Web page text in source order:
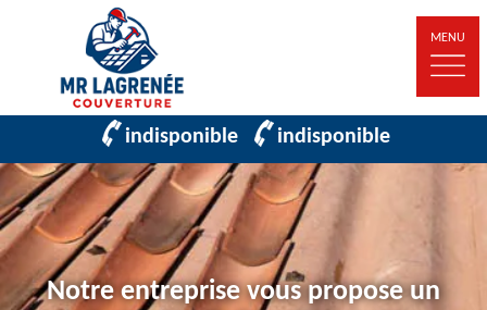
MENU
indisponible indisponible
Notre entreprise vous propose un